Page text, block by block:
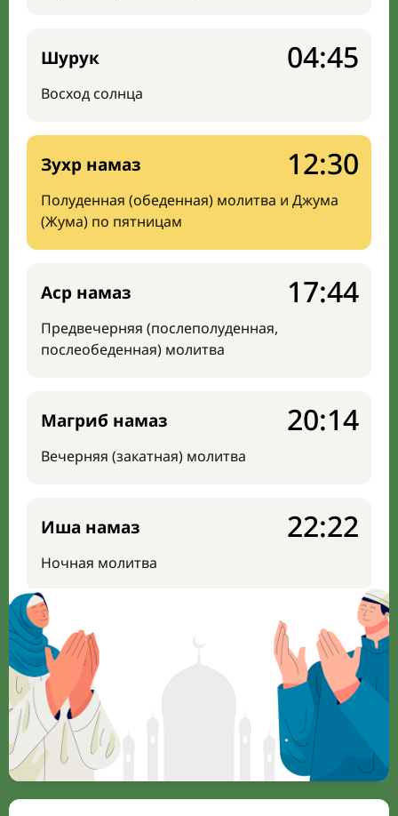
Шурук
Восход солнца
04:45
Зухр намаз
Полуденная (обеденная) молитва и Джума
(Жума) по пятницам
12:30
Аср намаз
Предвечерняя (послеполуденная,
послеобеденная) молитва
17:44
Магриб намаз
Вечерняя (закатная) молитва
20:14
Иша намаз
Ночная молитва
22:22